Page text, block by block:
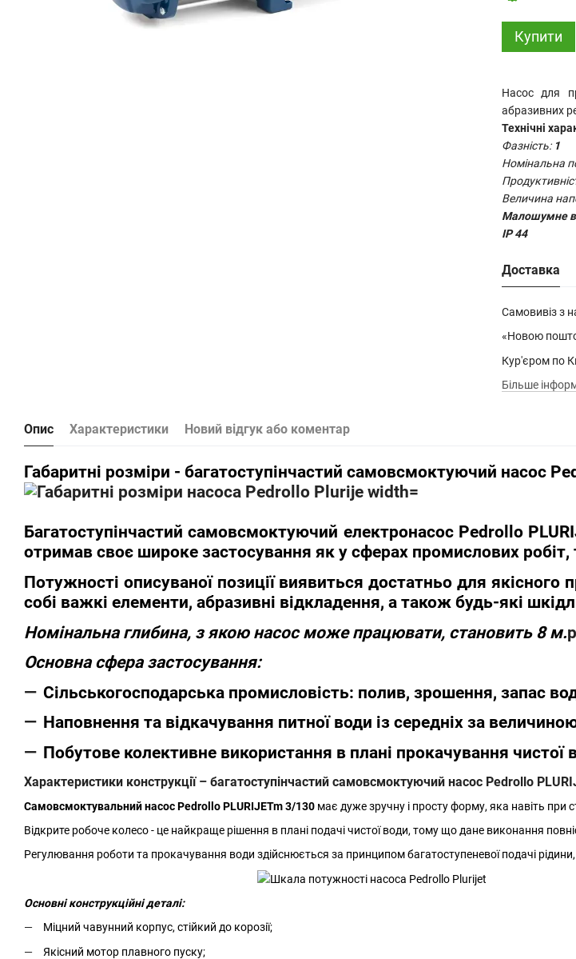
Купити
Насос для
абразивних
Технічні
Фазність: 1
Номінальна
Величина
Малошумне
IP 44
Доставка
Самовивіз з
«Новою
Кур'єром по
Більше
Опис Характеристики Новий відгук або коментар
Габаритні розміри - багатоступінчастий самовсмоктуючий насос
Багатоступінчастий самовсмоктуючий електронасос Pedrollo
отримав своє широке застосування як у сферах промислових
Потужності описуваної позиції виявиться достатньо для якісного
собі важкі елементи, абразивні відкладення, а також будь-які
Номінальна глибина, з якою насос може працювати, становить 8 м.
Основна сфера застосування:
Сільськогосподарська промисловість: полив, зрошення, запас
Наповнення та відкачування питної води із середніх за
Побутове колективне використання в плані прокачування
Характеристики конструкції – багатоступінчастий самовсмоктуючий насос Pedrollo
Самовсмоктувальний насос Pedrollo PLURIJETm 3/130 має дуже зручну і просту форму, яка навіть при
Відкрите робоче колесо - це найкраще рішення в плані подачі чистої води, тому що дане виконання
Регулювання роботи та прокачування води здійснюється за принципом багатоступеневої подачі
Основні конструкційні деталі:
Міцний чавунний корпус, стійкий до корозії;
Якісний мотор плавного пуску;